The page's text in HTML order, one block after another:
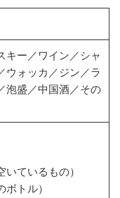
キー／ワイン／シャ
ウォッカ／ジン／ラ
泡盛／中国酒／その
いているもの）
ボトル）